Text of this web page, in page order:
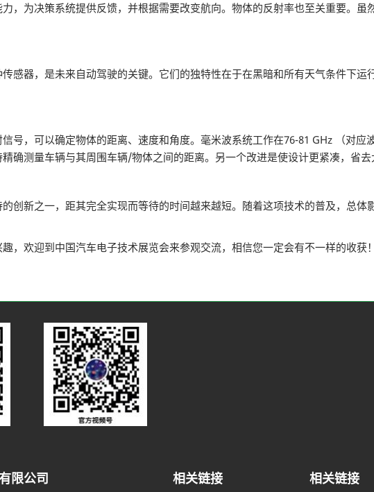
，为决策系统提供反馈，并根据需要改变航向。物体的反射率也至关重要。
感器，是未来自动驾驶的关键。它们的独特性在于在黑暗和所有天气条件下
号，可以确定物体的距离、速度和角度。毫米波系统工作在76-81 GHz （对
确测量车辆与其周围车辆/物体之间的距离。另一个改进是使设计更紧凑，省去
创新之一，距其完全实现而等待的时间越来越短。随着这项技术的普及，总
，欢迎到中国汽车电子技术展览会来参观交流，相信您一定会有不一样的收获！
限公司 相关链接 相关链接